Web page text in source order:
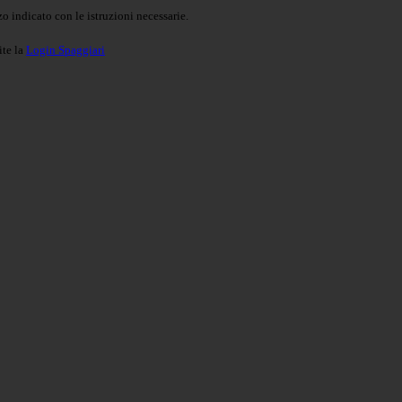
indicato con le istruzioni necessarie.
la Login Spaggiari